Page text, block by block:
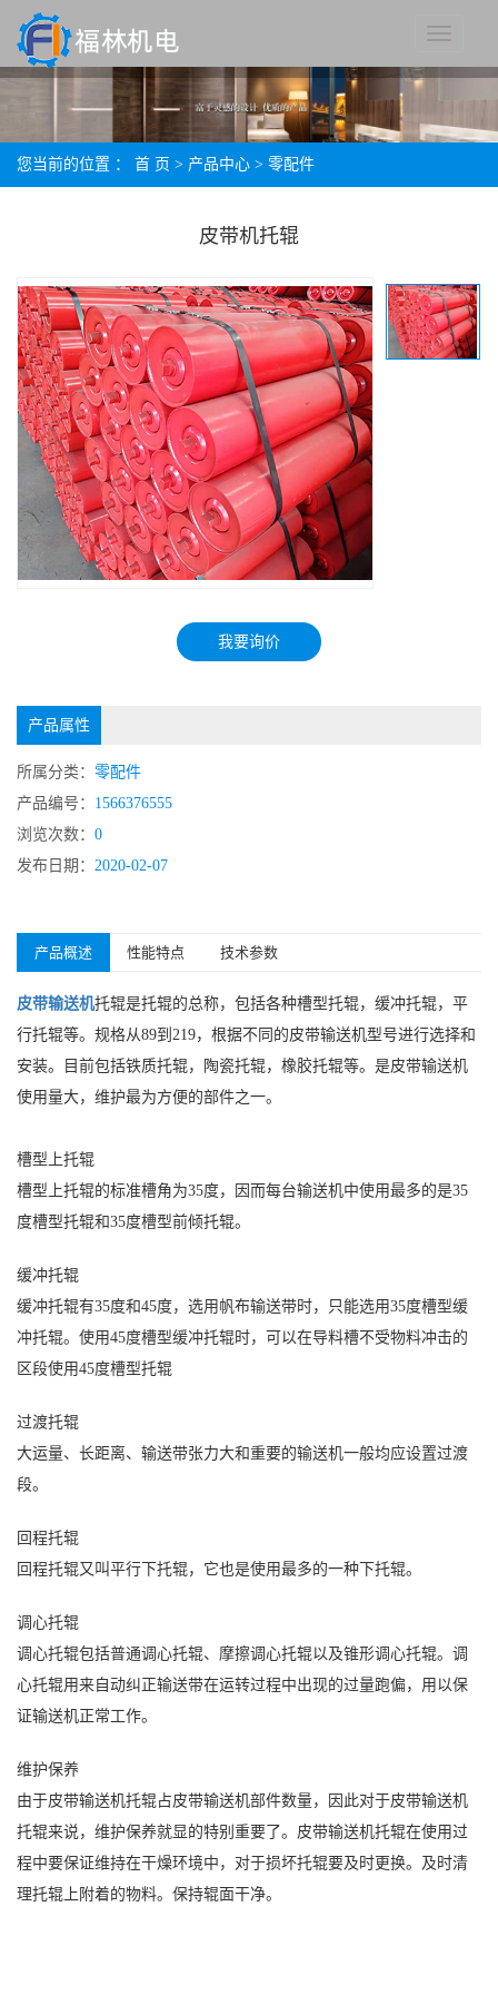
您当前的位置 ： 首 页 > 产品中心 > 零配件
皮带机托辊
我要询价
产品属性
所属分类： 零配件
产品编号： 1566376555
浏览次数： 0
发布日期： 2020-02-07
产品概述 性能特点 技术参数
皮带输送机托辊是托辊的总称，包括各种槽型托辊，缓冲托辊，平
行托辊等。规格从89到219，根据不同的皮带输送机型号进行选择和
安装。目前包括铁质托辊，陶瓷托辊，橡胶托辊等。是皮带输送机
使用量大，维护最为方便的部件之一。
槽型上托辊
槽型上托辊的标准槽角为35度，因而每台输送机中使用最多的是35
度槽型托辊和35度槽型前倾托辊。
缓冲托辊
缓冲托辊有35度和45度，选用帆布输送带时，只能选用35度槽型缓
冲托辊。使用45度槽型缓冲托辊时，可以在导料槽不受物料冲击的
区段使用45度槽型托辊
过渡托辊
大运量、长距离、输送带张力大和重要的输送机一般均应设置过渡
段。
回程托辊
回程托辊又叫平行下托辊，它也是使用最多的一种下托辊。
调心托辊
调心托辊包括普通调心托辊、摩擦调心托辊以及锥形调心托辊。调
心托辊用来自动纠正输送带在运转过程中出现的过量跑偏，用以保
证输送机正常工作。
维护保养
由于皮带输送机托辊占皮带输送机部件数量，因此对于皮带输送机
托辊来说，维护保养就显的特别重要了。皮带输送机托辊在使用过
程中要保证维持在干燥环境中，对于损坏托辊要及时更换。及时清
理托辊上附着的物料。保持辊面干净。